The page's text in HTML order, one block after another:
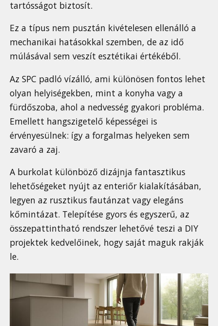
tartósságot biztosít.
Ez a típus nem pusztán kivételesen ellenálló a
mechanikai hatásokkal szemben, de az idő
múlásával sem veszít esztétikai értékéből.
Az SPC padló vízálló, ami különösen fontos lehet
olyan helyiségekben, mint a konyha vagy a
fürdőszoba, ahol a nedvesség gyakori probléma.
Emellett hangszigetelő képességei is
érvényesülnek: így a forgalmas helyeken sem
zavaró a zaj.
A burkolat különböző dizájnja fantasztikus
lehetőségeket nyújt az enteriőr kialakításában,
legyen az rusztikus fautánzat vagy elegáns
kőmintázat. Telepítése gyors és egyszerű, az
összepattintható rendszer lehetővé teszi a DIY
projektek kedvelőinek, hogy saját maguk rakják
le.